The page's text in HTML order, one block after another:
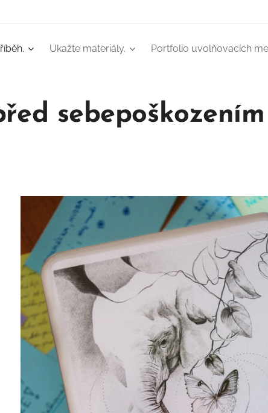
Ukažte materiály. Portfolio uvolňovacích
sebepoškozením